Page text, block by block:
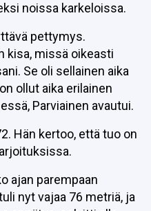
noissa karkeloissa.
pettymys.
kisa, missä oikeasti
Se oli sellainen aika
ollut aika erilainen
Parviainen avautui.
Hän kertoo, että tuo on
ajan parempaan
nyt vajaa 76 metriä, ja